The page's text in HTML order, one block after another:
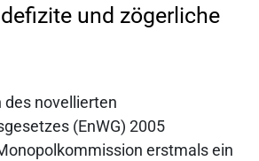
und zögerliche
novellierten
(EnWG) 2005
erstmals ein